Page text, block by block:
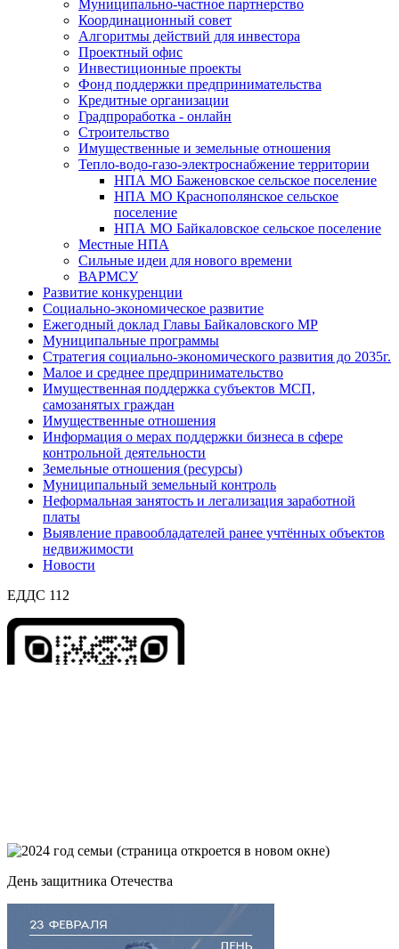
Муниципально-частное партнерство
Координационный совет
Алгоритмы действий для инвестора
Проектный офис
Инвестиционные проекты
Фонд поддержки предпринимательства
Кредитные организации
Градпроработка - онлайн
Строительство
Имущественные и земельные отношения
Тепло-водо-газо-электроснабжение территории
НПА МО Баженовское сельское поселение
НПА МО Краснополянское сельское
поселение
НПА МО Байкаловское сельское поселение
Местные НПА
Сильные идеи для нового времени
ВАРМСУ
Развитие конкуренции
Социально-экономическое развитие
Ежегодный доклад Главы Байкаловского МР
Муниципальные программы
Стратегия социально-экономического развития до 2035г.
Малое и среднее предпринимательство
Имущественная поддержка субъектов МСП,
самозанятых граждан
Имущественные отношения
Информация о мерах поддержки бизнеса в сфере
контрольной деятельности
Земельные отношения (ресурсы)
Муниципальный земельный контроль
Неформальная занятость и легализация заработной
платы
Выявление правообладателей ранее учтённых объектов
недвижимости
Новости
ЕДДС 112
День защитника Отечества